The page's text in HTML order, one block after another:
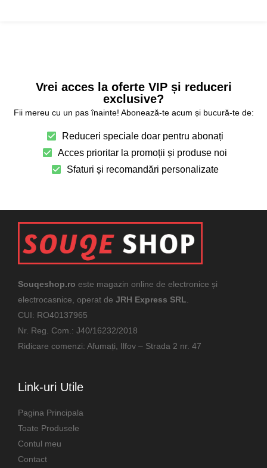
Vrei acces la oferte VIP și reduceri
exclusive?
Fii mereu cu un pas înainte! Abonează-te acum și bucură-te de:
Reduceri speciale doar pentru abonați
Acces prioritar la promoții și produse noi
Sfaturi și recomandări personalizate
Souqeshop.ro este magazin online de electronice și
electrocasnice, operat de JRH Express SRL
CUI: RO40137965
Nr. Reg. Com.: J40/16232/2018
Ridicare comenzi: Afumați, Ilfov – Strada 2 nr. 47
Link-uri Utile
Pagina Principala
Toate Produsele
Contul meu
Contact